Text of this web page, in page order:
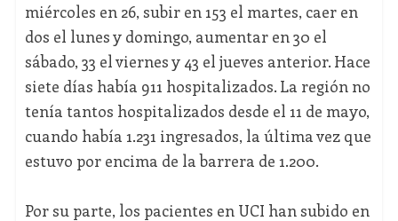
miércoles en 26, subir en 153 el martes, caer en
dos el lunes y domingo, aumentar en 30 el
sábado, 33 el viernes y 43 el jueves anterior. Hace
siete días había 911 hospitalizados. La región no
tenía tantos hospitalizados desde el 11 de mayo,
cuando había 1.231 ingresados, la última vez que
estuvo por encima de la barrera de 1.200.
Por su parte, los pacientes en UCI han subido en